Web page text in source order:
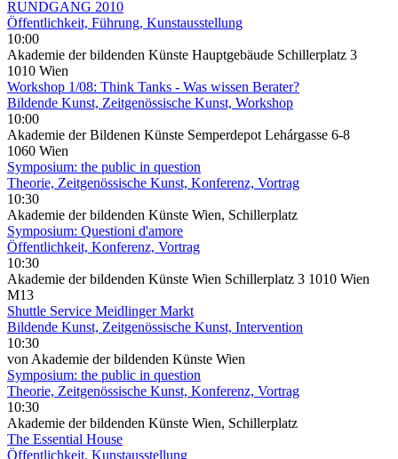
RUNDGANG 2010
Öffentlichkeit, Führung, Kunstausstellung
10:00
Akademie der bildenden Künste Hauptgebäude Schillerplatz 3
1010 Wien
Workshop 1/08: Think Tanks - Was wissen Berater?
Bildende Kunst, Zeitgenössische Kunst, Workshop
10:00
Akademie der Bildenen Künste Semperdepot Lehárgasse 6-8
1060 Wien
Symposium: the public in question
Theorie, Zeitgenössische Kunst, Konferenz, Vortrag
10:30
Akademie der bildenden Künste Wien, Schillerplatz
Symposium: Questioni d'amore
Öffentlichkeit, Konferenz, Vortrag
10:30
Akademie der bildenden Künste Wien Schillerplatz 3 1010 Wien
M13
Shuttle Service Meidlinger Markt
Bildende Kunst, Zeitgenössische Kunst, Intervention
10:30
von Akademie der bildenden Künste Wien
Symposium: the public in question
Theorie, Zeitgenössische Kunst, Konferenz, Vortrag
10:30
Akademie der bildenden Künste Wien, Schillerplatz
The Essential House
Öffentlichkeit, Kunstausstellung